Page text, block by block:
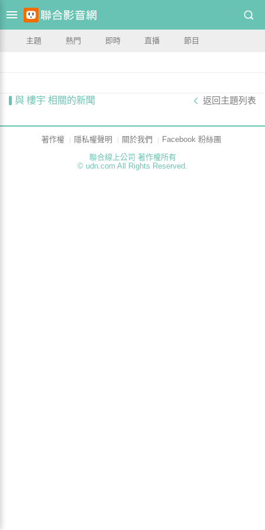
主題 熱門 即時 直播 節目
與 樓宇 相關的新聞 返回主題列表
著作權 隱私權聲明 關於我們
Facebook 粉絲團
聯合線上公司 著作權所有
© udn.com All Rights Reserved.